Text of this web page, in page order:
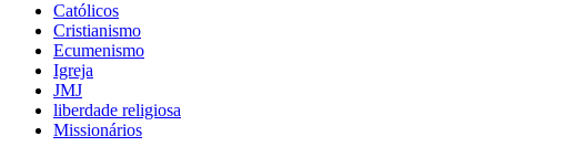
Católicos
Cristianismo
Ecumenismo
Igreja
JMJ
liberdade religiosa
Missionários